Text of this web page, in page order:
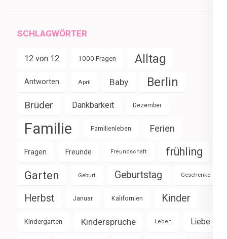
SCHLAGWÖRTER
12 von 12 1000 Fragen Alltag
Antworten April Baby Berlin
Brüder Dankbarkeit Dezember
Familie Familienleben Ferien
Fragen Freunde Freundschaft frühling
Garten Geburt Geburtstag Geschenke
Herbst Januar Kalifornien Kinder
Kindergarten Kindersprüche Leben Liebe